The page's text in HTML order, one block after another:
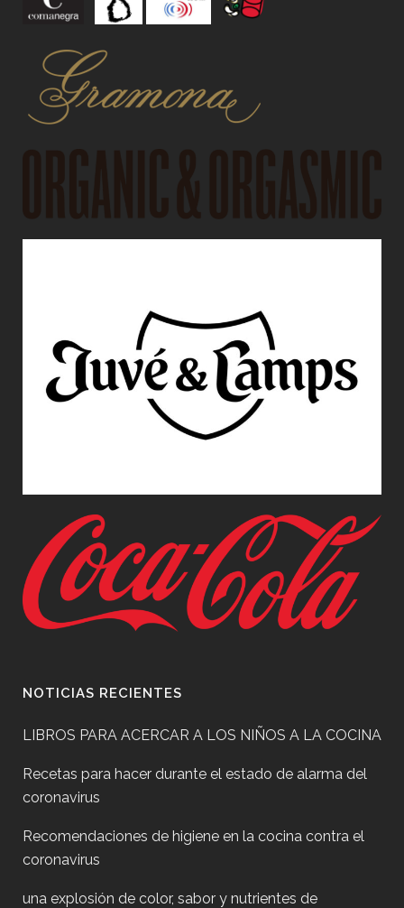
NOTICIAS RECIENTES
LIBROS PARA ACERCAR A LOS NIÑOS A LA COCINA
Recetas para hacer durante el estado de alarma del
coronavirus
Recomendaciones de higiene en la cocina contra el
coronavirus
una explosión de color, sabor y nutrientes de